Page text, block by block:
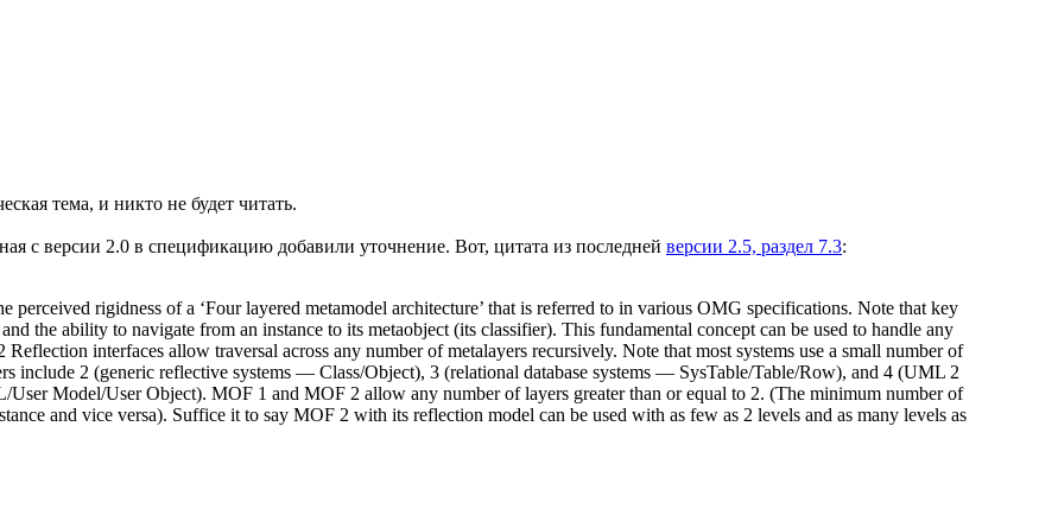
тема, и никто не будет читать.
с версии 2.0 в спецификацию добавили уточнение. Вот, цитата из последней версии 2.5, раздел 7.3:
rigidness of a ‘Four layered metamodel architecture’ that is referred to in various OMG specifications. Note that key
the ability to navigate from an instance to its metaobject (its classifier). This fundamental concept can be used to handle any
interfaces allow traversal across any number of metalayers recursively. Note that most systems use a small number of
include 2 (generic reflective systems — Class/Object), 3 (relational database systems — SysTable/Table/Row), and 4 (UML 2
Model/User Object). MOF 1 and MOF 2 allow any number of layers greater than or equal to 2. (The minimum number of
and vice versa). Suffice it to say MOF 2 with its reflection model can be used with as few as 2 levels and as many levels as